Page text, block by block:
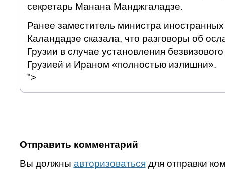
секретарь Манана Манджгаладзе.
Ранее заместитель министра
Каландадзе сказала, что разговоры об
Грузии в случае установления
Грузией и Ираном «полностью излишни».
">
Отправить комментарий
Вы должны авторизоваться для отправки